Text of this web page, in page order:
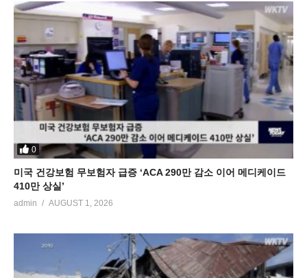
0
미국 건강보험 무보험자 급증 ‘ACA 290만 감소 이어 메디케이드
410만 상실’
admin AUGUST 1, 2026